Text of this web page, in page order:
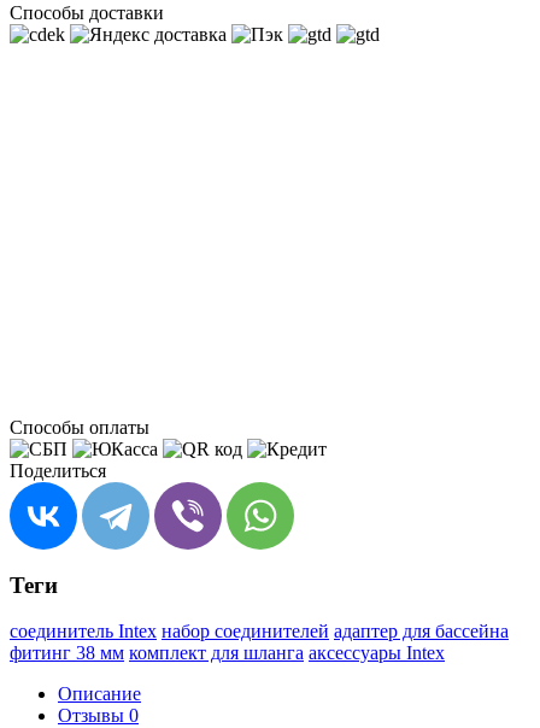
Способы доставки
Способы оплаты
Поделиться
Теги
соединитель Intex набор соединителей адаптер для бассейна
фитинг 38 мм комплект для шланга аксессуары Intex
Описание
Отзывы 0